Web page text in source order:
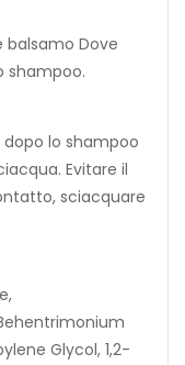
balsamo Dove
shampoo.
dopo lo shampoo
Evitare il
sciacquare
Glycol, 1,2-